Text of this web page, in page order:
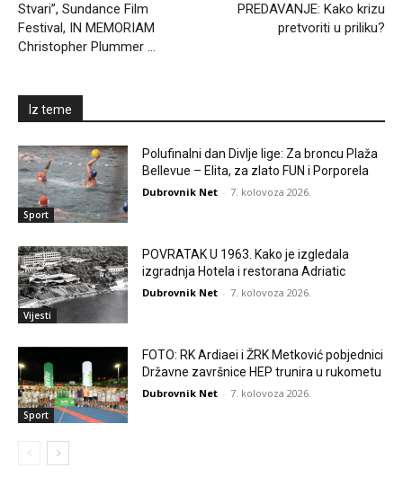
Stvari”, Sundance Film
Festival, IN MEMORIAM
Christopher Plummer …
PREDAVANJE: Kako krizu
pretvoriti u priliku?
Iz teme
Sport
Polufinalni dan Divlje lige: Za broncu Plaža
Bellevue – Elita, za zlato FUN i Porporela
Dubrovnik Net - 7. kolovoza 2026.
Vijesti
POVRATAK U 1963. Kako je izgledala
izgradnja Hotela i restorana Adriatic
Dubrovnik Net - 7. kolovoza 2026.
Sport
FOTO: RK Ardiaei i ŽRK Metković pobjednici
Državne završnice HEP trunira u rukometu
Dubrovnik Net - 7. kolovoza 2026.